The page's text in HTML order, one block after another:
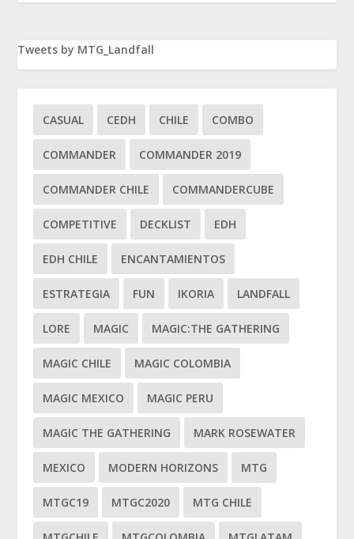
Tweets by MTG_Landfall
CASUAL CEDH CHILE COMBO
COMMANDER COMMANDER 2019
COMMANDER CHILE COMMANDERCUBE
COMPETITIVE DECKLIST EDH
EDH CHILE ENCANTAMIENTOS
ESTRATEGIA FUN IKORIA LANDFALL
LORE MAGIC MAGIC:THE GATHERING
MAGIC CHILE MAGIC COLOMBIA
MAGIC MEXICO MAGIC PERU
MAGIC THE GATHERING MARK ROSEWATER
MEXICO MODERN HORIZONS MTG
MTGC19 MTGC2020 MTG CHILE